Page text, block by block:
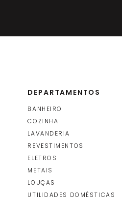
DEPARTAMENTOS
BANHEIRO
COZINHA
LAVANDERIA
REVESTIMENTOS
ELETROS
METAIS
LOUÇAS
UTILIDADES DOMÉSTICAS